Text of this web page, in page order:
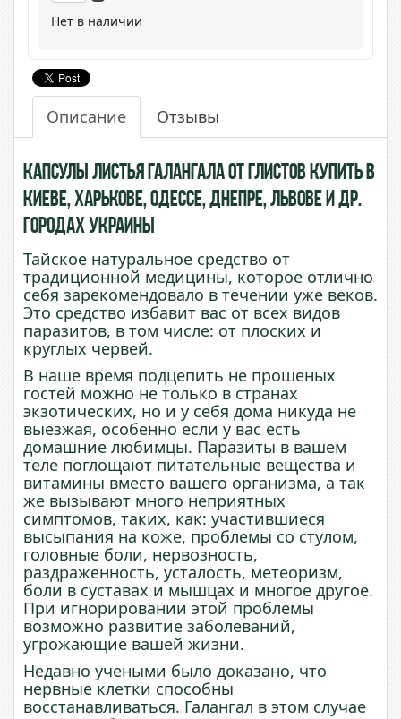
Нет в наличии
Описание Отзывы
Капсулы Листья Галангала от глистов купить в
Киеве, Харькове, Одессе, Днепре, Львове и др.
городах Украины
Тайское натуральное средство от
традиционной медицины, которое отлично
себя зарекомендовало в течении уже веков.
Это средство избавит вас от всех видов
паразитов, в том числе: от плоских и
круглых червей.
В наше время подцепить не прошеных
гостей можно не только в странах
экзотических, но и у себя дома никуда не
выезжая, особенно если у вас есть
домашние любимцы. Паразиты в вашем
теле поглощают питательные вещества и
витамины вместо вашего организма, а так
же вызывают много неприятных
симптомов, таких, как: участившиеся
высыпания на коже, проблемы со стулом,
головные боли, нервозность,
раздраженность, усталость, метеоризм,
боли в суставах и мышцах и многое другое.
При игнорировании этой проблемы
возможно развитие заболеваний,
угрожающие вашей жизни.
Недавно учеными было доказано, что
нервные клетки способны
восстанавливаться. Галангал в этом случае